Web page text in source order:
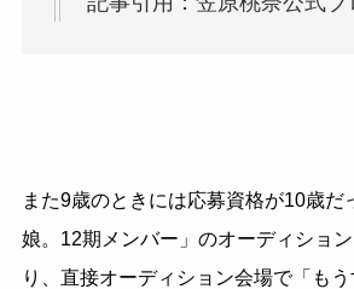
また9歳のときには応募資格が10歳だ
娘。12期メンバー」のオーディショ
り、直接オーディション会場で「も